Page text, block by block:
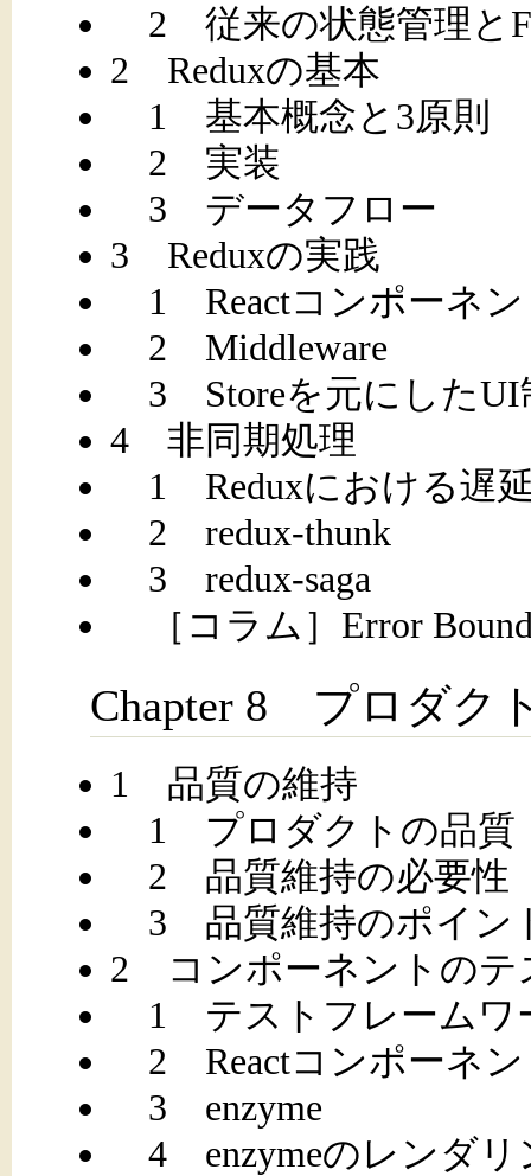
2 従来の状態管理と
2 Reduxの基本
1 基本概念と3原則
2 実装
3 データフロー
3 Reduxの実践
1 Reactコンポーネン
2 Middleware
3 Storeを元にしたUI
4 非同期処理
1 Reduxにおける遅
2 redux-thunk
3 redux-saga
［コラム］Error
Chapter 8 プロダク
1 品質の維持
1 プロダクトの品質
2 品質維持の必要性
3 品質維持のポイン
2 コンポーネントのテ
1 テストフレームワ
2 Reactコンポーネン
3 enzyme
4 enzymeのレンダリ